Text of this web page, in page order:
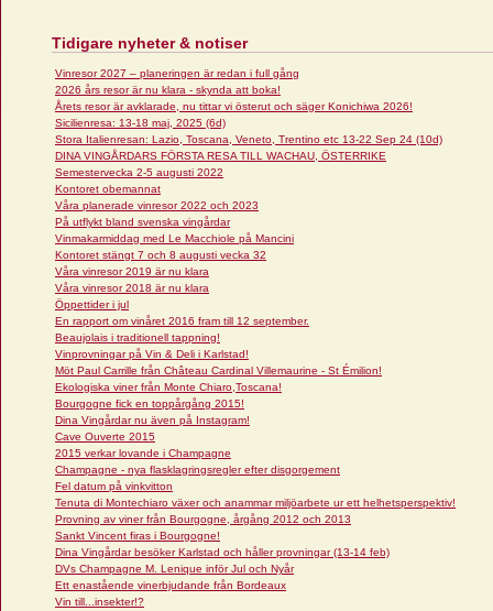
Tidigare nyheter & notiser
Vinresor 2027 – planeringen är redan i full gång
2026 års resor är nu klara - skynda att boka!
Årets resor är avklarade, nu tittar vi österut och säger Konichiwa 2026!
Sicilienresa: 13-18 maj, 2025 (6d)
Stora Italienresan: Lazio, Toscana, Veneto, Trentino etc 13-22 Sep 24 (10d)
DINA VINGÅRDARS FÖRSTA RESA TILL WACHAU, ÖSTERRIKE
Semestervecka 2-5 augusti 2022
Kontoret obemannat
Våra planerade vinresor 2022 och 2023
På utflykt bland svenska vingårdar
Vinmakarmiddag med Le Macchiole på Mancini
Kontoret stängt 7 och 8 augusti vecka 32
Våra vinresor 2019 är nu klara
Våra vinresor 2018 är nu klara
Öppettider i jul
En rapport om vinåret 2016 fram till 12 september.
Beaujolais i traditionell tappning!
Vinprovningar på Vin & Deli i Karlstad!
Möt Paul Carrille från Château Cardinal Villemaurine - St Émilion!
Ekologiska viner från Monte Chiaro,Toscana!
Bourgogne fick en toppårgång 2015!
Dina Vingårdar nu även på Instagram!
Cave Ouverte 2015
2015 verkar lovande i Champagne
Champagne - nya flasklagringsregler efter disgorgement
Fel datum på vinkvitton
Tenuta di Montechiaro växer och anammar miljöarbete ur ett helhetsperspektiv!
Provning av viner från Bourgogne, årgång 2012 och 2013
Sankt Vincent firas i Bourgogne!
Dina Vingårdar besöker Karlstad och håller provningar (13-14 feb)
DVs Champagne M. Lenique inför Jul och Nyår
Ett enastående vinerbjudande från Bordeaux
Vin till...insekter!?